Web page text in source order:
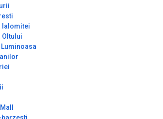
Ialomitei
Oltului